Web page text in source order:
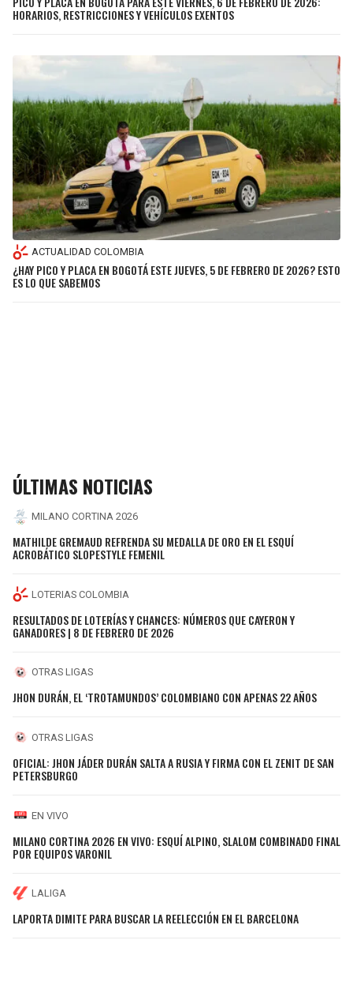
HORARIOS, RESTRICCIONES Y VEHÍCULOS EXENTOS
ACTUALIDAD COLOMBIA
¿HAY PICO Y PLACA EN BOGOTÁ ESTE JUEVES, 5 DE FEBRERO DE 2026? ESTO
ES LO QUE SABEMOS
ÚLTIMAS NOTICIAS
MILANO CORTINA 2026
MATHILDE GREMAUD REFRENDA SU MEDALLA DE ORO EN EL ESQUÍ
ACROBÁTICO SLOPESTYLE FEMENIL
LOTERIAS COLOMBIA
RESULTADOS DE LOTERÍAS Y CHANCES: NÚMEROS QUE CAYERON Y
GANADORES | 8 DE FEBRERO DE 2026
OTRAS LIGAS
JHON DURÁN, EL ‘TROTAMUNDOS’ COLOMBIANO CON APENAS 22 AÑOS
OTRAS LIGAS
OFICIAL: JHON JÁDER DURÁN SALTA A RUSIA Y FIRMA CON EL ZENIT DE SAN
PETERSBURGO
EN VIVO
MILANO CORTINA 2026 EN VIVO: ESQUÍ ALPINO, SLALOM COMBINADO FINAL
POR EQUIPOS VARONIL
LALIGA
LAPORTA DIMITE PARA BUSCAR LA REELECCIÓN EN EL BARCELONA